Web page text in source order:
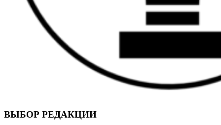
ВОЕННЫЕ СТРАНИЦЫ
СТАТЬИ ВОЕННОЙ ТЕМАТИКИ
ВЫБОР РЕДАКЦИИ